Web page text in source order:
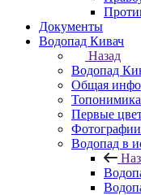
Документы
Водопад Кивач
Назад
Водопад
Общая
Топонимика
Первые
Водопад в